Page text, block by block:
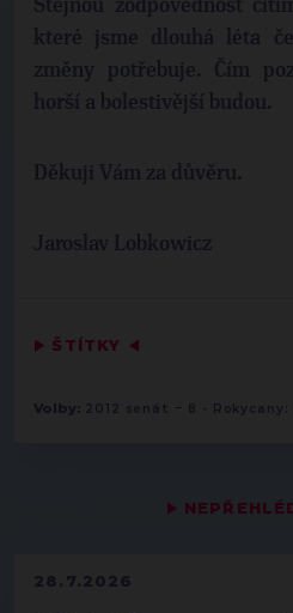
▶
28.7.2026
Stejnou zodpovědnost
které jsme dlouhá léta
změny potřebuje. Čím
horší a bolestivější budou.
Děkuji Vám za důvěru.
Jaroslav Lobkowicz
▶ ŠTÍTKY ◀
Volby: 2012 senát - 8 -